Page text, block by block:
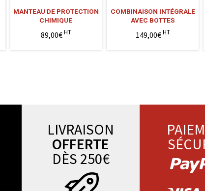
MANTEAU DE PROTECTION
CHIMIQUE
89,00€HT
COMBINAISON INTÉGRALE
AVEC BOTTES
149,00€HT
LIVRAISON
OFFERTE
DÈS 250€